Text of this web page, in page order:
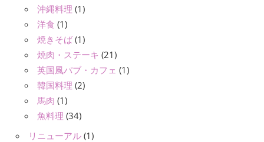
沖縄料理 (1)
洋食 (1)
焼きそば (1)
焼肉・ステーキ (21)
英国風パブ・カフェ (1)
韓国料理 (2)
馬肉 (1)
魚料理 (34)
リニューアル (1)